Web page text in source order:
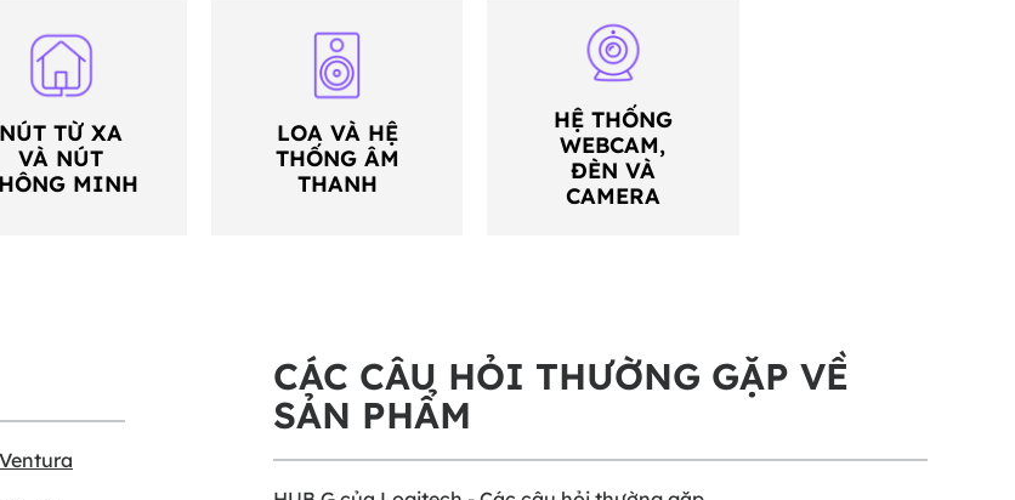
NÚT TỪ XA
VÀ NÚT
MINH
LOA VÀ HỆ
THỐNG ÂM
THANH
HỆ THỐNG
WEBCAM,
ĐÈN VÀ
CAMERA
CÁC CÂU HỎI THƯỜNG GẶP VỀ
SẢN PHẨM